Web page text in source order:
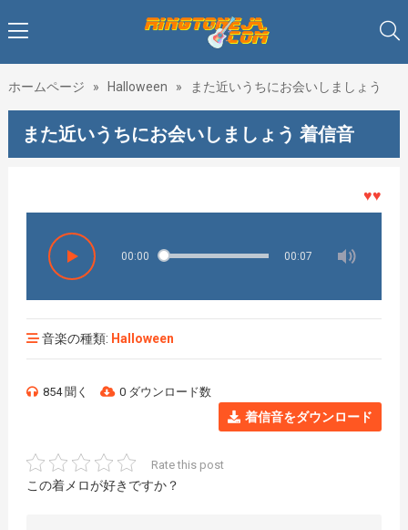
ホームページ » Halloween » また近いうちにお会いしましょう
また近いうちにお会いしましょう 着信音
♥♥♥着メ
00:00 00:07
音楽の種類: Halloween
854 聞く 0 ダウンロード数
着信音をダウンロード
Rate this post
この着メロが好きですか？